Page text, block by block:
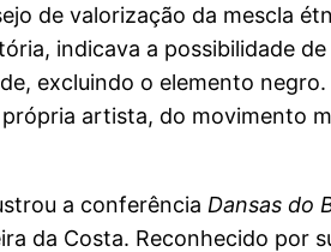
de valorização da mescla
indicava a possibilidade
excluindo o elemento negro.
artista, do movimento
a conferência Dansas do
da Costa. Reconhecido por